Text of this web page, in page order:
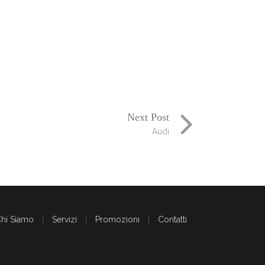
Next Post
Audi
Siamo Servizi Promozioni Contatti